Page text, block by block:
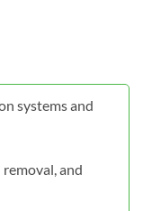
systems and
and